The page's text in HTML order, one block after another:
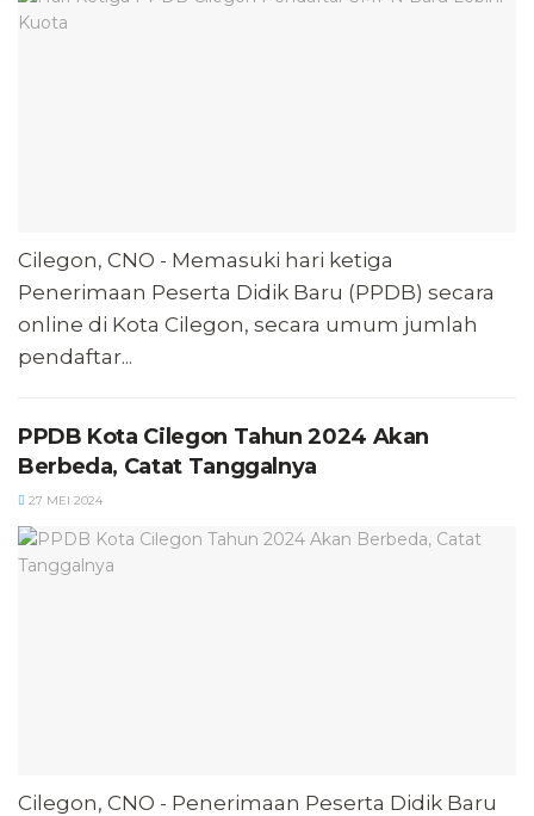
Cilegon, CNO - Memasuki hari ketiga
Penerimaan Peserta Didik Baru (PPDB) secara
online di Kota Cilegon, secara umum jumlah
pendaftar...
PPDB Kota Cilegon Tahun 2024 Akan
Berbeda, Catat Tanggalnya
27 MEI 2024
Cilegon, CNO - Penerimaan Peserta Didik Baru